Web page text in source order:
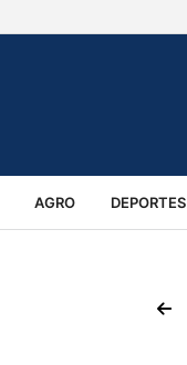
AGRO DEPORTES